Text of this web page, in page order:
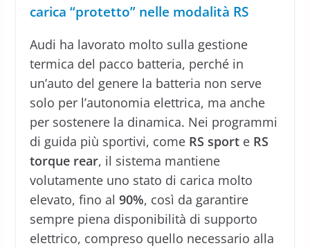
carica “protetto” nelle modalità RS
Audi ha lavorato molto sulla gestione
termica del pacco batteria, perché in
un’auto del genere la batteria non serve
solo per l’autonomia elettrica, ma anche
per sostenere la dinamica. Nei programmi
di guida più sportivi, come RS sporte RS
torque rear, il sistema mantiene
volutamente uno stato di carica molto
elevato, fino al 90%, così da garantire
sempre piena disponibilità di supporto
elettrico, compreso quello necessario alla